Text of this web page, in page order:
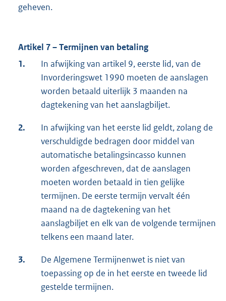
geheven.
Artikel 7 – Termijnen van betaling
1.
In afwijking van artikel 9, eerste lid, van de
Invorderingswet 1990 moeten de aanslagen
worden betaald uiterlijk 3 maanden na
dagtekening van het aanslagbiljet.
2.
In afwijking van het eerste lid geldt, zolang de
verschuldigde bedragen door middel van
automatische betalingsincasso kunnen
worden afgeschreven, dat de aanslagen
moeten worden betaald in tien gelijke
termijnen. De eerste termijn vervalt één
maand na de dagtekening van het
aanslagbiljet en elk van de volgende termijnen
telkens een maand later.
3.
De Algemene Termijnenwet is niet van
toepassing op de in het eerste en tweede lid
gestelde termijnen.